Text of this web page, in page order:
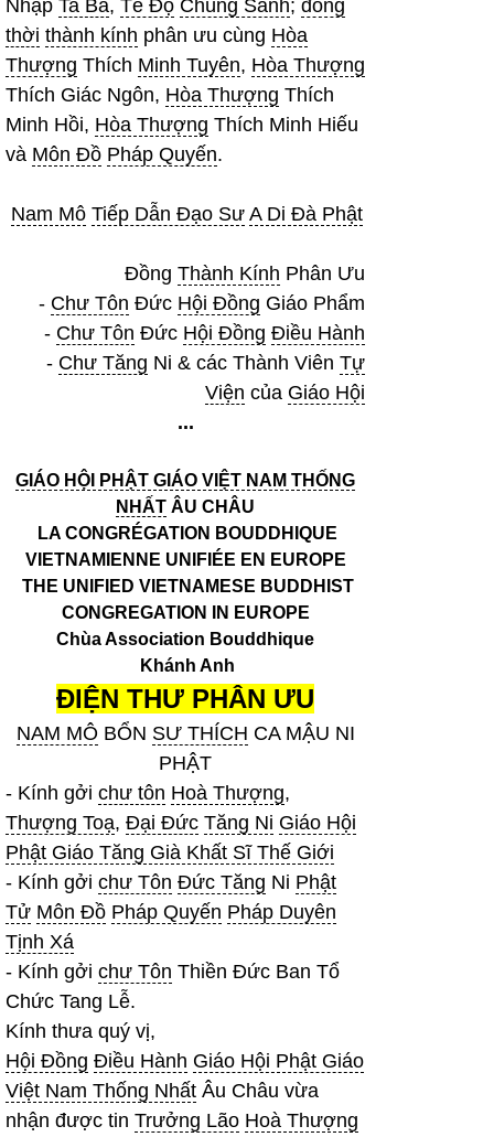
Nhập Ta Bà, Tế Độ Chúng Sanh; đồng
thời thành kính phân ưu cùng Hòa
Thượng Thích Minh Tuyên, Hòa Thượng
Thích Giác Ngôn, Hòa Thượng Thích
Minh Hồi, Hòa Thượng Thích Minh Hiếu
và Môn Đồ Pháp Quyến.
Nam Mô Tiếp Dẫn Đạo Sư A Di Đà Phật
Đồng Thành Kính Phân Ưu
- Chư Tôn Đức Hội Đồng Giáo Phẩm
- Chư Tôn Đức Hội Đồng Điều Hành
- Chư Tăng Ni & các Thành Viên Tự
Viện của Giáo Hội
...
GIÁO HỘI PHẬT GIÁO VIỆT NAM THỐNG
NHẤT ÂU CHÂU
LA CONGRÉGATION BOUDDHIQUE
VIETNAMIENNE UNIFIÉE EN EUROPE
THE UNIFIED VIETNAMESE BUDDHIST
CONGREGATION IN EUROPE
Chùa Association Bouddhique
Khánh Anh
ĐIỆN THƯ PHÂN ƯU
NAM MÔ BỔN SƯ THÍCH CA MẬU NI
PHẬT
- Kính gởi chư tôn Hoà Thượng,
Thượng Toạ, Đại Đức Tăng Ni Giáo Hội
Phật Giáo Tăng Già Khất Sĩ Thế Giới
- Kính gởi chư Tôn Đức Tăng Ni Phật
Tử Môn Đồ Pháp Quyến Pháp Duyên
Tịnh Xá
- Kính gởi chư Tôn Thiền Đức Ban Tổ
Chức Tang Lễ.
Kính thưa quý vị,
Hội Đồng Điều Hành Giáo Hội Phật Giáo
Việt Nam Thống Nhất Âu Châu vừa
nhận được tin Trưởng Lão Hoà Thượng